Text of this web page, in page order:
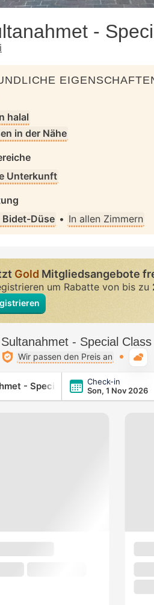
-
halal
in der Nähe
Unterkunft
Düse • In allen Zimmern
GoldMitgliedsangebote
um Rabatte von bis zu
- Special Class
Wir passen den Preis an
- Special ClassCheck-in
Son, 1 Nov 2026